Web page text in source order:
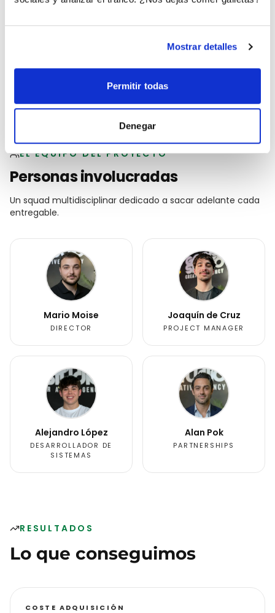
Mostrar detalles
Permitir todas
Denegar
HubSpot
EL EQUIPO DEL PROYECTO
Personas involucradas
Un squad multidisciplinar dedicado a sacar adelante cada
entregable.
Mario Moise
DIRECTOR
Joaquín de Cruz
PROJECT MANAGER
Alejandro López
DESARROLLADOR DE
SISTEMAS
Alan Pok
PARTNERSHIPS
RESULTADOS
Lo que conseguimos
COSTE ADQUISICIÓN